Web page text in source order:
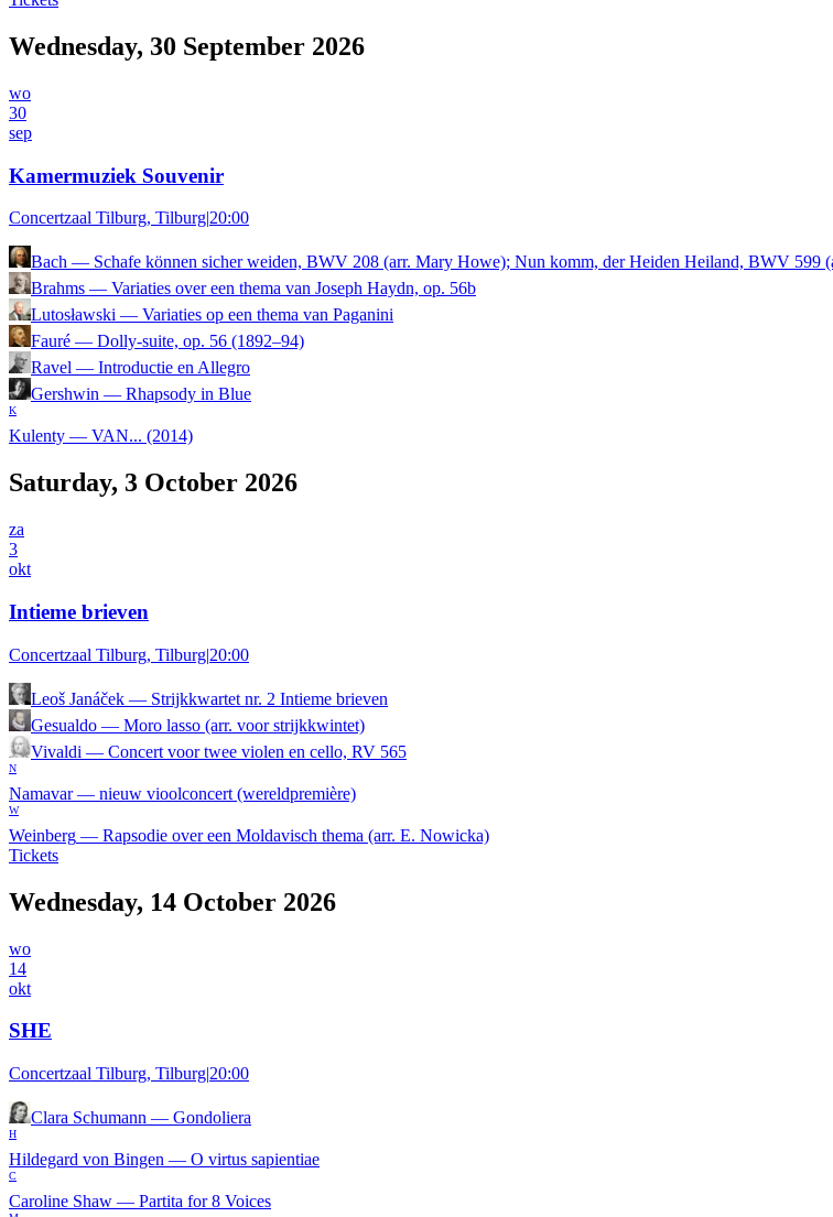
Wednesday, 30 September 2026
wo
30
sep
Kamermuziek Souvenir
Concertzaal Tilburg, Tilburg|20:00
Bach — Schafe können sicher weiden, BWV 208 (arr. Mary Howe); Nun komm, der Heiden Heiland, BWV
Brahms — Variaties over een thema van Joseph Haydn, op. 56b
Lutosławski — Variaties op een thema van Paganini
Fauré — Dolly-suite, op. 56 (1892–94)
Ravel — Introductie en Allegro
Gershwin — Rhapsody in Blue
K
Kulenty — VAN... (2014)
Saturday, 3 October 2026
za
3
okt
Intieme brieven
Concertzaal Tilburg, Tilburg|20:00
Leoš Janáček — Strijkkwartet nr. 2 Intieme brieven
Gesualdo — Moro lasso (arr. voor strijkkwintet)
Vivaldi — Concert voor twee violen en cello, RV 565
N
Namavar— nieuw vioolconcert (wereldpremière)
W
Weinberg — Rapsodie over een Moldavisch thema (arr. E. Nowicka)
Tickets
Wednesday, 14 October 2026
wo
14
okt
SHE
Concertzaal Tilburg, Tilburg|20:00
Clara Schumann — Gondoliera
H
Hildegard von Bingen — O virtus sapientiae
C
Caroline Shaw — Partita for 8 Voices